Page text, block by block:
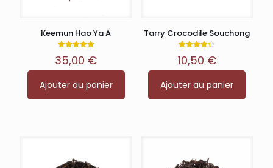
Keemun Hao Ya A
5.00
sur 5
35,00 €
Ajouter au panier
Tarry Crocodile Souchong
4.33
sur 5
10,50 €
Ajouter au panier